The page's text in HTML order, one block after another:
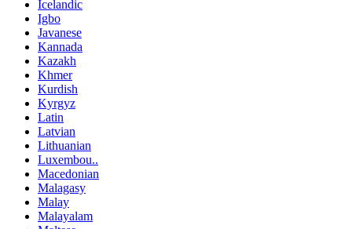
Icelandic
Igbo
Javanese
Kannada
Kazakh
Khmer
Kurdish
Kyrgyz
Latin
Latvian
Lithuanian
Luxembou..
Macedonian
Malagasy
Malay
Malayalam